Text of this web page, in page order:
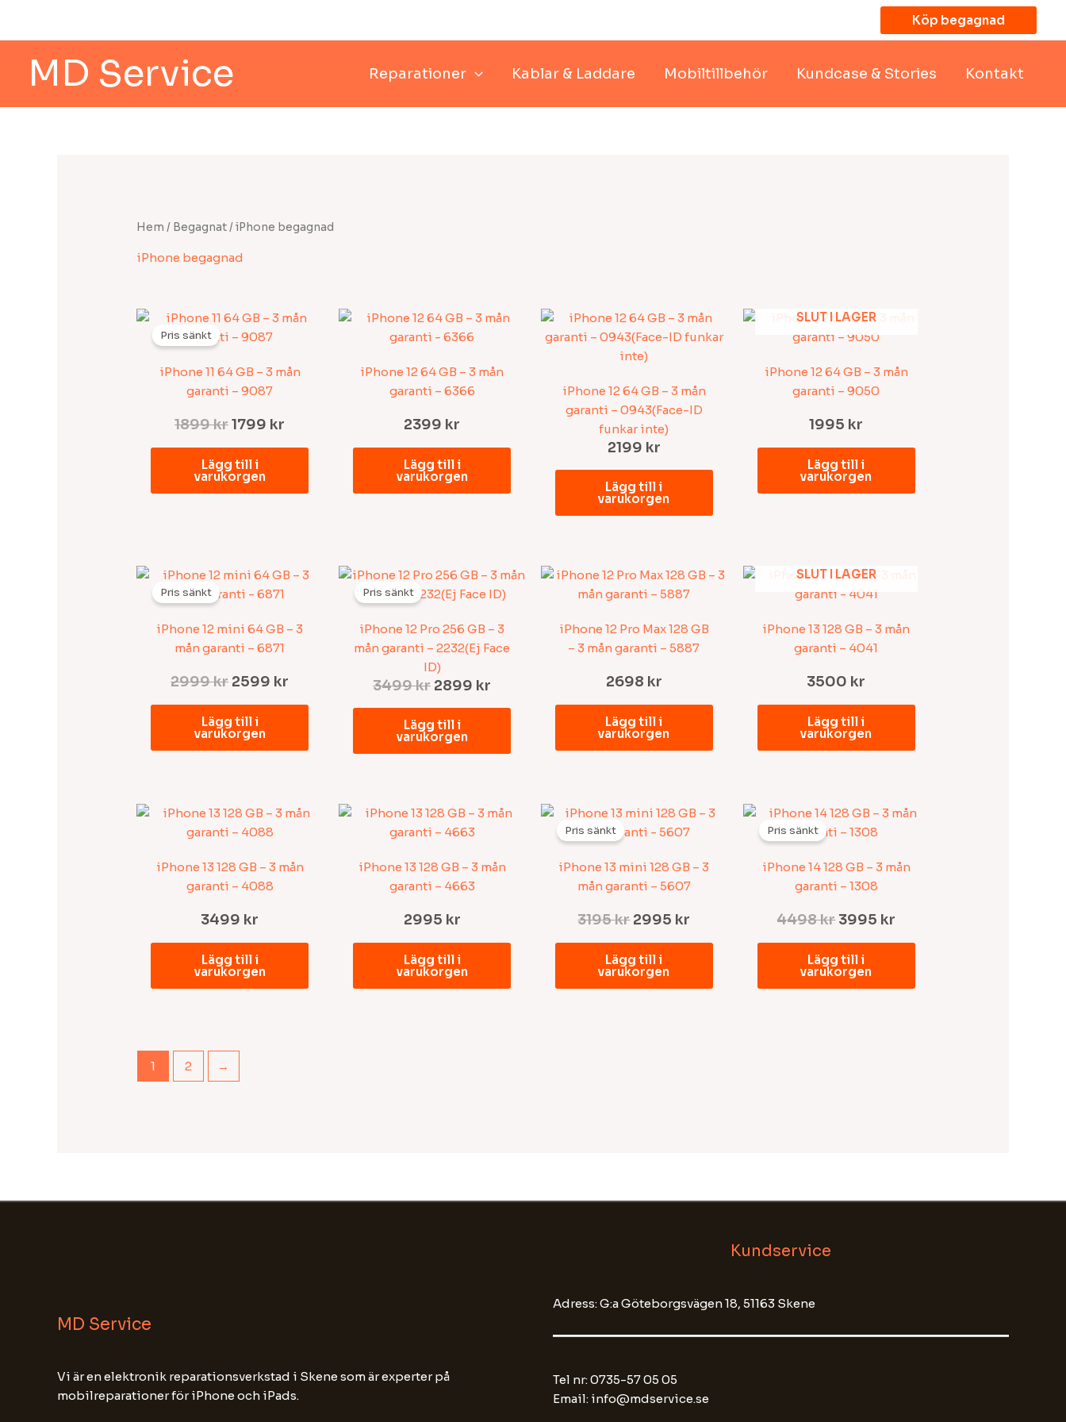
Köp begagnad
MD Service Reparationer Kablar & Laddare Mobiltillbehör Kundcase & Stories Kontakt
Hem / Begagnat/ iPhone begagnad
iPhone begagnad
Pris sänkt
iPhone 11 64 GB – 3 mån
garanti – 9087
1899kr
Det
ursprungliga
var:
1899 kr.
1799 kr
Det
är:
Lägg till i
varukorgen
iPhone 12 64 GB – 3 mån
garanti – 6366
2399 kr
Lägg till i
varukorgen
iPhone 12 64 GB – 3 mån
garanti – 0943(Face-ID
funkar inte)
2199 kr
Lägg till i
varukorgen
SLUT I LAGER
iPhone 12 64 GB – 3 mån
garanti – 9050
1995 kr
Lägg till i
varukorgen
Pris sänkt
iPhone 12 mini 64 GB – 3
mån garanti – 6871
2999kr
Det
ursprungliga
var:
2999 kr.
2599 kr
Det
nuvarande
är:
Lägg till i
varukorgen
Pris sänkt
iPhone 12 Pro 256 GB – 3
mån garanti – 2232(Ej Face
ID)
3499kr
Det
ursprungliga
var:
3499 kr.
2899 kr
Det
nuvarande
är:
2899 kr.
Lägg till i
varukorgen
iPhone 12 Pro Max 128 GB
– 3 mån garanti – 5887
2698 kr
Lägg till i
varukorgen
SLUT I LAGER
iPhone 13 128 GB – 3 mån
garanti – 4041
3500 kr
Lägg till i
varukorgen
iPhone 13 128 GB – 3 mån
garanti – 4088
3499 kr
Lägg till i
varukorgen
iPhone 13 128 GB – 3 mån
garanti – 4663
2995 kr
Lägg till i
varukorgen
Pris sänkt
iPhone 13 mini 128 GB – 3
mån garanti – 5607
3195kr
Det
ursprungliga
var:
3195 kr.
2995 kr
Det
nuvarande
är:
2995 kr.
Lägg till i
varukorgen
Pris sänkt
iPhone 14 128 GB – 3 mån
garanti – 1308
4498kr
Det
ursprungliga
var:
4498 kr.
3995 kr
Det
är:
Lägg till i
varukorgen
1 2 →
MD Service
Vi är en elektronik reparationsverkstad i Skene som är experter på
mobilreparationer för iPhone och iPads.
Kundservice
Adress: G:a Göteborgsvägen 18, 51163 Skene
Tel nr: 0735-57 05 05
Email: info@mdservice.se